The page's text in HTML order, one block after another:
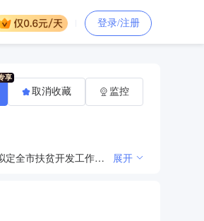
登录/注册
改善农业基本条件，促进农业发展。中低产田改造农业资源调查和监测（一）贯彻执行国家和省、市扶贫开发工作的方针、政策，拟定全市扶贫开发工作的政策和规章制度。（二）拟定全市扶贫开发发展规划、目标任务和年度计划并组织实施，指导各乡镇开展扶贫开发工作。（三）分配和管理扶贫开发资金和物资，监督扶贫资金的使用管理，管理扶贫开发项目；负责牵头组织扶贫资金使用的绩效考评。（四）配合国家扶贫政策投入的惠农资金、以工代赈资金和社会帮扶捐赠资金的规划实施；负责全市扶贫项目的策划、论证、上报、评审及储备工作。（五）组织开展产业扶贫、科技信息扶贫、贫困地区人力资源开发工作。（六）负责扶贫开发情况的统计和动态监测；负责全市扶贫统计信息和扶贫开发宣传工作等。 展开
取消收藏 监控